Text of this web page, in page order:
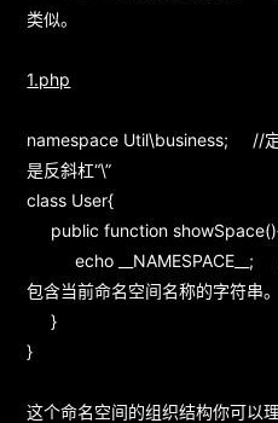
类似。
1.php
namespace Util\business; //定
是反斜杠“\”
class User{
public function
echo __NAMESPACE__; //
包含当前命名空间名称的字符串。
}
}
这个命名空间的组织结构你可以